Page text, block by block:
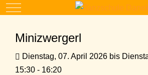
Mobile Menu Toggle
Minizwergerl
Dienstag, 07. April 2026 bis
15:30 - 16:20